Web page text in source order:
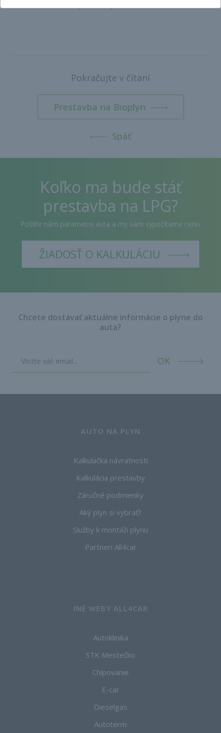
Pokračujte v čítaní
Prestavba na Bioplyn
Späť
Koľko ma bude stáť
prestavba na LPG?
Pošlite nám parametre auta a my vám vypočítame cenu.
ŽIADOSŤ O KALKULÁCIU
Chcete dostávať aktuálne informácie o plyne do
auta?
OK
AUTO NA PLYN
Kalkulačka návratnosti
Kalkulácia prestavby
Záručné podmienky
Aký plyn si vybrať?
Služby k montáži plynu
Partneri All4car
INÉ WEBY ALL4CAR
Autoklinika
STK Mestečko
Chipovanie
E-car
Dieselgas
Autoterm